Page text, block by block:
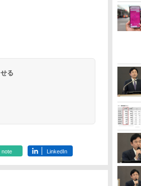
る
note LinkedIn